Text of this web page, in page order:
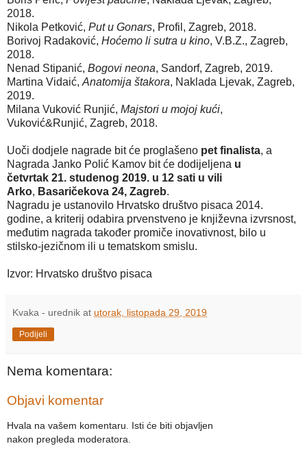
2018.
Nikola Petković, Put u Gonars, Profil, Zagreb, 2018.
Borivoj Radaković, Hoćemo li sutra u kino, V.B.Z., Zagreb,
2018.
Nenad Stipanić, Bogovi neona, Sandorf, Zagreb, 2019.
Martina Vidaić, Anatomija štakora, Naklada Ljevak, Zagreb,
2019.
Milana Vuković Runjić, Majstori u mojoj kući,
Vuković&Runjić, Zagreb, 2018.
Uoči dodjele nagrade bit će proglašeno pet finalista, a
Nagrada Janko Polić Kamov bit će dodijeljena u
četvrtak 21. studenog 2019. u 12 sati u vili
Arko, Basaričekova 24, Zagreb.
Nagradu je ustanovilo Hrvatsko društvo pisaca 2014.
godine, a kriterij odabira prvenstveno je književna izvrsnost,
međutim nagrada također promiče inovativnost, bilo u
stilsko-jezičnom ili u tematskom smislu.
Izvor: Hrvatsko društvo pisaca
Kvaka - urednik at utorak, listopada 29, 2019
Podijeli
Nema komentara:
Objavi komentar
Hvala na vašem komentaru. Isti će biti objavljen
nakon pregleda moderatora.